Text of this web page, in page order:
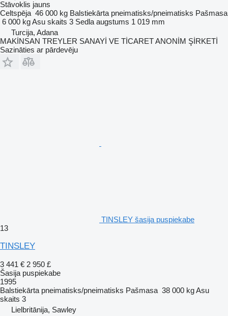
Stāvoklis jauns
Celtspēja 46 000 kg Balstiekārta pneimatisks/pneimatisks Pašmasa
6 000 kgAsu skaits 3 Sedla augstums 1 019 mm
Turcija, Adana
MAKİNSAN TREYLER SANAYİ VE TİCARET ANONİM ŞİRKETİ
Sazināties ar pārdevēju
TINSLEY šasija puspiekabe
13
TINSLEY
3 441 € 2 950 £
Šasija puspiekabe
1995
Balstiekārta pneimatisks/pneimatisks Pašmasa 38 000 kgAsu
skaits 3
Lielbritānija, Sawley